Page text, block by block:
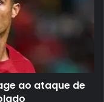
ao ataque de